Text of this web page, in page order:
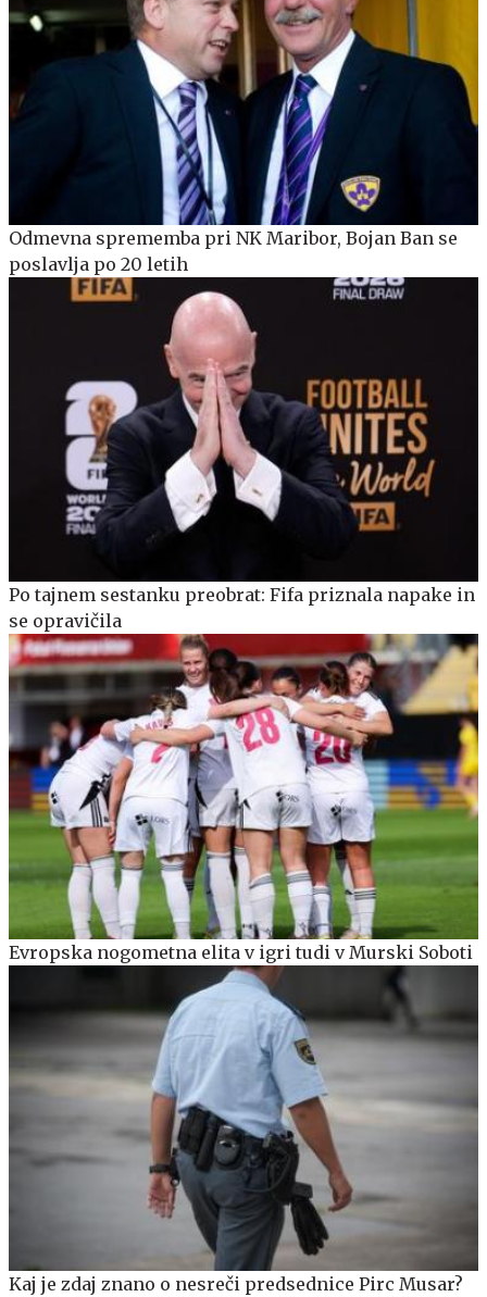
Odmevna sprememba pri NK Maribor, Bojan Ban se
poslavlja po 20 letih
Po tajnem sestanku preobrat: Fifa priznala napake in
se opravičila
Evropska nogometna elita v igri tudi v Murski Soboti
Kaj je zdaj znano o nesreči predsednice Pirc Musar?